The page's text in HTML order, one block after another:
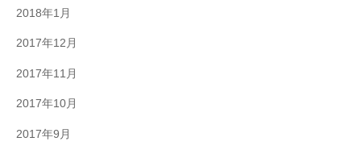
2018年1月
2017年12月
2017年11月
2017年10月
2017年9月